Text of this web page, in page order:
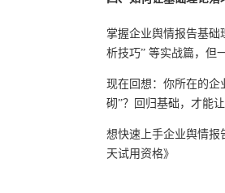
掌握企业舆情报告基础
析技巧” 等实战篇，但
现在回想：你所在的企
砌”？回归基础，才能
想快速上手企业舆情报
天试用资格》